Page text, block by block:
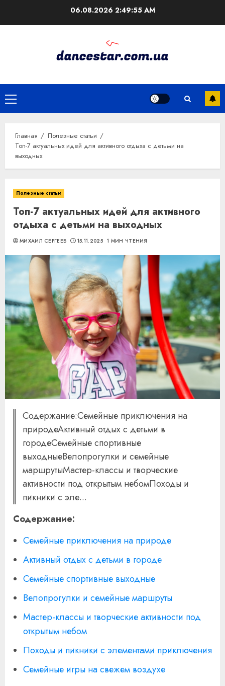
06.08.2026 2:49:56 AM
Основное
меню
Главная
Полезные статьи
Топ-7 актуальных идей для активного отдыха с детьми на
выходных
Полезные статьи
Топ-7 актуальных идей для активного
отдыха с детьми на выходных
МИХАИЛ СЕРГЕЕВ 15.11.2025 1 МИН ЧТЕНИЯ
Содержание:Семейные приключения на
природеАктивный отдых с детьми в
городеСемейные спортивные
выходныеВелопрогулки и семейные
маршрутыМастер-классы и творческие
активности под открытым небомПоходы и
пикники с эле...
Содержание:
Семейные приключения на природе
Активный отдых с детьми в городе
Семейные спортивные выходные
Велопрогулки и семейные маршруты
Мастер-классы и творческие активности под
открытым небом
Походы и пикники с элементами приключения
Семейные игры на свежем воздухе